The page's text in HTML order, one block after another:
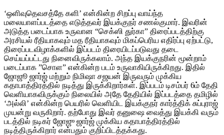
‘ஒளிவுதெவசத்தே களி’ என்கின்ற சிறப்பு வாய்ந்த
மலையாளப்படத்தை எடுத்தவர் இயக்குநர் சணல்குமார். இவரின்
அடுத்த படைப்பாக உருவான “செக்ஸி துர்கா” திரைப்படத்திற்கு
அரசியல் ரீதியாகவும் மத ரீதியாகவும் மிகப்பெரிய எதிர்ப்பு ஏற்பட்டு,
திரைப்படவிழாக்களில் இப்படம் திரையிடப்படுவது தடை
செய்யப்பட்டது நினைவிருக்கலாம். அந்த இயக்குநரின் மூன்றாம்
படைப்பாக ”சொள” என்கின்ற படம் உருவாகியிருக்கிறது. இதில்
ஜோஜூ ஜார்ஜ் மற்றும் நிமிஷா சஜயன் இருவரும் முக்கிய
கதாபாத்திரத்தில் நடித்து இருக்கிறார்கள். இப்படம் டிசம்பர் 6ம் தேதி
வெளியாகவிருக்கும் நிலையில் அதே தேதியில் இப்படத்தை தமிழில்
‘அல்லி’ என்கின்ற பெயரில் வெளியிட இயக்குநர் கார்த்திக் சுப்புராஜ்
முயன்று வருகிறார். தற்போது இவர் தனுஷை வைத்து இயக்கி வரும்
படத்தில் நடிகர் ஜோஜு ஜார்ஜ் முக்கிய கதாபாத்திரத்தில்
நடித்திருக்கிறார் என்பதும் குறிப்பிடத்தக்கது.